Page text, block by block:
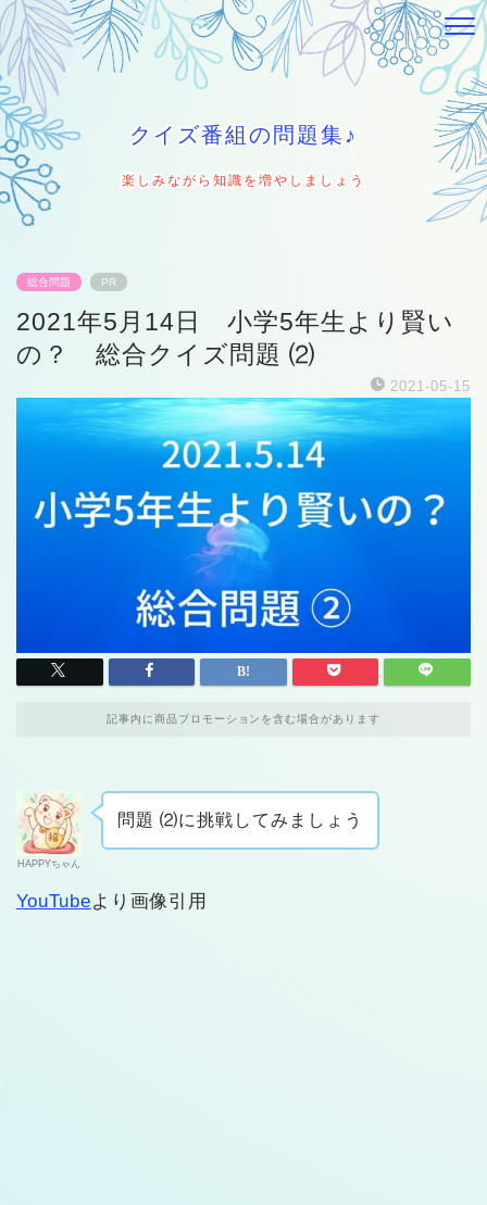
クイズ番組の問題集♪
楽しみながら知識を増やしましょう
総合問題 PR
2021年5月14日 小学5年生より賢い
の？ 総合クイズ問題 ⑵
2021-05-15
記事内に商品プロモーションを含む場合があります
HAPPYちゃん
問題 ⑵に挑戦してみましょう
YouTubeより画像引用